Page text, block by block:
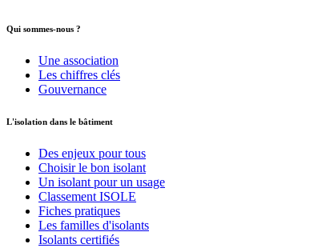
Qui sommes-nous ?
Une association
Les chiffres clés
Gouvernance
L'isolation dans le bâtiment
Des enjeux pour tous
Choisir le bon isolant
Un isolant pour un usage
Classement ISOLE
Fiches pratiques
Les familles d'isolants
Isolants certifiés